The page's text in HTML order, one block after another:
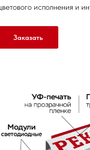
исполнения и
Заказать